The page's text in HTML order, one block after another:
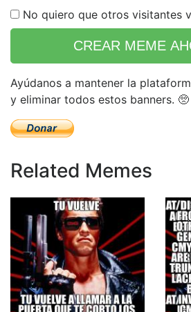
No quiero que otros visitantes
CREAR MEME
Ayúdanos a mantener la
y eliminar todos estos banners. 🥺
Related Memes